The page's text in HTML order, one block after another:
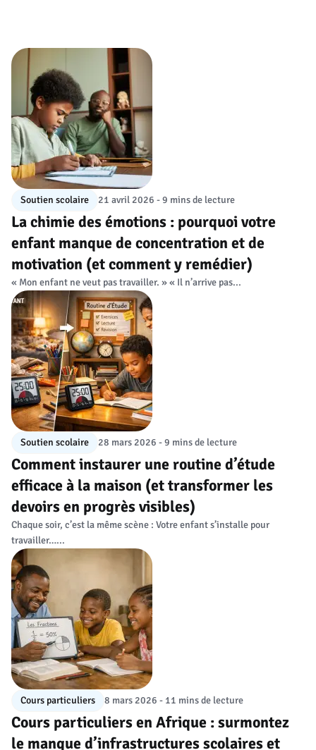
Soutien scolaire 21 avril 2026 - 9 mins de lecture
La chimie des émotions : pourquoi votre
enfant manque de concentration et de
motivation (et comment y remédier)
« Mon enfant ne veut pas travailler. » « Il n’arrive pas...
Soutien scolaire 28 mars 2026 - 9 mins de lecture
Comment instaurer une routine d’étude
efficace à la maison (et transformer les
devoirs en progrès visibles)
Chaque soir, c’est la même scène : Votre enfant s’installe pour
travailler…...
Cours particuliers 8 mars 2026 - 11 mins de lecture
Cours particuliers en Afrique : surmontez
le manque d’infrastructures scolaires et